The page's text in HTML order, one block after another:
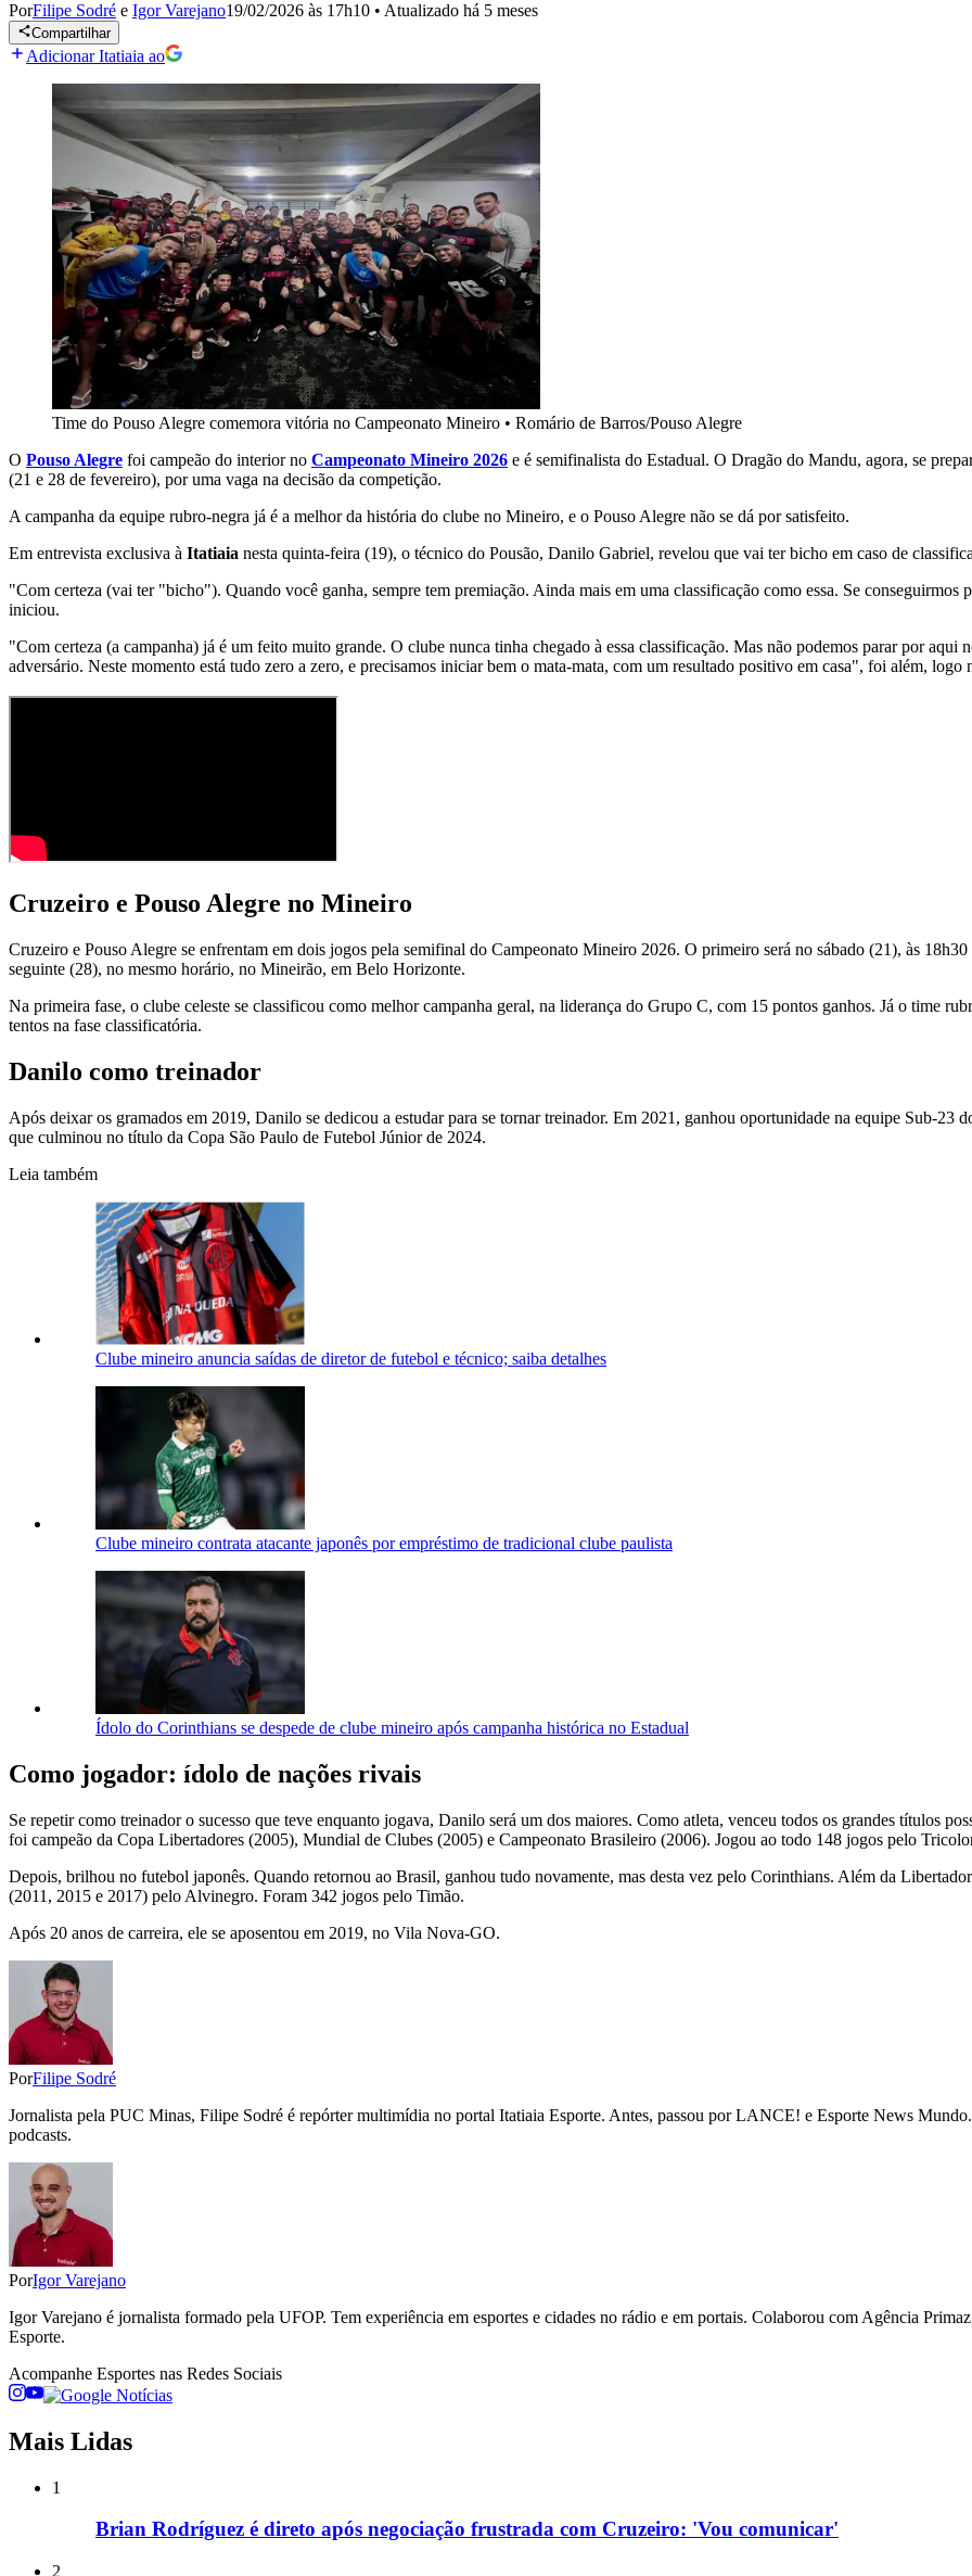
PorFilipe Sodré e Igor Varejano19/02/2026 às 17h10 • Atualizado há 5 meses
Compartilhar
Adicionar Itatiaia ao
Time do Pouso Alegre comemora vitória no Campeonato Mineiro • Romário de Barros/Pouso Alegre
O Pouso Alegre foi campeão do interior no Campeonato Mineiro 2026 e é semifinalista do Estadual. O Dragão do Mandu, agora, se
(21 e 28 de fevereiro), por uma vaga na decisão da competição.
A campanha da equipe rubro-negra já é a melhor da história do clube no Mineiro, e o Pouso Alegre não se dá por satisfeito.
Em entrevista exclusiva à Itatiaia nesta quinta-feira (19), o técnico do Pousão, Danilo Gabriel, revelou que vai ter bicho em caso de
"Com certeza (vai ter "bicho"). Quando você ganha, sempre tem premiação. Ainda mais em uma classificação como essa. Se conseguirmos
iniciou.
"Com certeza (a campanha) já é um feito muito grande. O clube nunca tinha chegado à essa classificação. Mas não podemos parar por aqui
adversário. Neste momento está tudo zero a zero, e precisamos iniciar bem o mata-mata, com um resultado positivo em casa", foi além, logo
Cruzeiro e Pouso Alegre no Mineiro
Cruzeiro e Pouso Alegre se enfrentam em dois jogos pela semifinal do Campeonato Mineiro 2026. O primeiro será no sábado (21), às
seguinte (28), no mesmo horário, no Mineirão, em Belo Horizonte.
Na primeira fase, o clube celeste se classificou como melhor campanha geral, na liderança do Grupo C, com 15 pontos ganhos. Já o time
tentos na fase classificatória.
Danilo como treinador
Após deixar os gramados em 2019, Danilo se dedicou a estudar para se tornar treinador. Em 2021, ganhou oportunidade na equipe Sub-
que culminou no título da Copa São Paulo de Futebol Júnior de 2024.
Leia também
Clube mineiro anuncia saídas de diretor de futebol e técnico; saiba detalhes
Clube mineiro contrata atacante japonês por empréstimo de tradicional clube paulista
Ídolo do Corinthians se despede de clube mineiro após campanha histórica no Estadual
Como jogador: ídolo de nações rivais
Se repetir como treinador o sucesso que teve enquanto jogava, Danilo será um dos maiores. Como atleta, venceu todos os grandes títulos
foi campeão da Copa Libertadores (2005), Mundial de Clubes (2005) e Campeonato Brasileiro (2006). Jogou ao todo 148 jogos pelo
Depois, brilhou no futebol japonês. Quando retornou ao Brasil, ganhou tudo novamente, mas desta vez pelo Corinthians. Além da
(2011, 2015 e 2017) pelo Alvinegro. Foram 342 jogos pelo Timão.
Após 20 anos de carreira, ele se aposentou em 2019, no Vila Nova-GO.
PorFilipe Sodré
Jornalista pela PUC Minas, Filipe Sodré é repórter multimídia no portal Itatiaia Esporte. Antes, passou por LANCE! e Esporte News
podcasts.
PorIgor Varejano
Igor Varejano é jornalista formado pela UFOP. Tem experiência em esportes e cidades no rádio e em portais. Colaborou com Agência
Esporte.
Acompanhe Esportes nas Redes Sociais
Mais Lidas
1
Brian Rodríguez é direto após negociação frustrada com Cruzeiro: 'Vou comunicar'
2